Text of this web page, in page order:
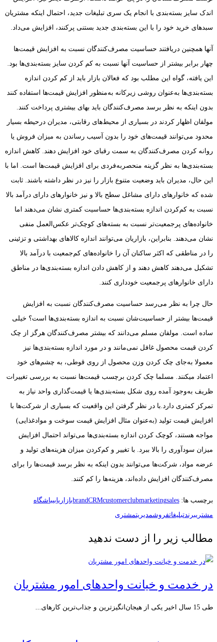
اندک سایز بسته‌بندی با انجام یک سری تبلیغات جدید، احتمال اینکه مشتریان
سبدهای خرید خود را با این بسته‌بندی جدید بستنی پرکنند، افزایش می‌داد.
آنها همچنین دریافتند حساسیت مصرف‌کنندگان نسبت به افزایش قیمت‌ها
چهار برابر بیشتر از حساسیت آنها نسبت به کم کردن سایز بسته‌بندی‌ها بود.
این یافته، گواه این مطلب بود که فعالان بازار باید از کم کردن اندازه
بسته‌بندی‌ها به‌عنوان روشی زیرکانه به‌منظور افزایش قیمت‌ها استفاده کنند
بدون اینکه به نظر برسد مصرف‌کنندگان باید بهای بیشتری پرداخت کنند.
مولفان اظهار کردند در بسیاری از محیط‌های رقابتی، مدیران درحیطه ‏بسیار
محدود می‌توانند قیمت‌های خود را بدون آسیب رساندن به میزان فروش یا
روانه کردن مصرف‌کنندگان به سمت رقبای خود افزایش دهند. کاهش اندازه
بسته‌بندی‌ها به نظر گزینه منحصربه‌فردی برای افزایش قیمت‌ها است. اما با
این حال، مدیران باید وضعیت متنوع بازار را نیز در نظر داشته باشند. ثابت
شده که خانوارهای دارای مشاغل سطح بالا و نیز خانوارهای دارای درآمد بالا
نسبت به کم‌کردن اندازه بسته‌بندی‌ها حساسیت کمتری نشان می‌دهند اما
خانواده‌های پرجمعیت‌تر نسبت به بسته‌های کوچک‌تر عکس‌العمل منفی
نشان می‌دهند. بنابراین، بازاریان می‌توانند اندازه ‏کالاهای بهداشتی و تزئینی
را در مناطقی که اکثر ساکنان آن را خانواده‌های کم‌جمعیت با درآمد بالا
تشکیل می‌دهند کاهش دهند و از کاهش دادن اندازه بسته‌بندی‌ها در مناطق
دارای خانوارهای پرجمعیت خودداری کنند.
حال چرا به نظر می‌رسد حساسیت مصرف‌کنندگان نسبت به افزایش
قیمت‌ها بیشتر از حساسیت‌شان نسبت به اندازه بسته‌بندی‌ها است؟ خیلی
ساده است. مولفان مسلم می‌دانند که بیشتر مصرف‌کنندگان هرگز از چک
کردن قیمت محصول غافل نمی‌مانند و در مورد اندازه بسته‌بندی‌ها نیز
معمولا به‌جای چک کردن وزن محصول از روی قوطی، به چشم‌های خود
اعتماد می‏کنند. مسلما چک کردن برچسب قیمت‌ها نسبت به بررسی تغییرات
ظریف به‌وجود آمده روی شکل بسته‌بندی‌ها یا قیمت‌گذاری واحد نیاز به
تمرکز کمتری دارد.با در نظر گرفتن این واقعیت که بسیاری از شرکت‌ها با
افزایش قیمت تولید (به‌عنوان مثال افزایش قیمت سوخت و موادغذایی)
مواجه هستند، کوچک کردن اندازه بسته‌بندی‌ها می‌تواند احتمال افزایش
میزان سودآوری را بالا ببرد. با تغییر و کم‌کردن میزان هزینه‌های تولید و
عرضه ‏مواد، شرکت‌ها می‌توانند بدون اینکه به نظر برسد قیمت‌ها را برای
مصرف‌کنندگان افزایش داده‌اند، هزینه‌ها را کم کنند.
برچسب ها: brandCRMcustomerclubmarketingsales بازاریابیباشگاه
مشتریبرندتبلیغاتفروشمدیریتمشتری
مطالب زیر را از دست ندهید
در خدمت و خیانت واحدهای امور مشتریان
طی 15 سال اخیر یکی از هیجان‌انگیزترین و جذاب‌ترین کارهای...